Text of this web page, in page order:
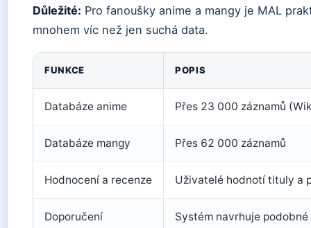
Důležité: Pro fanoušky anime a mangy je MAL
mnohem víc než jen suchá data.
FUNKCE POPIS
Databáze anime Přes 23 000 záznamů
Databáze mangy Přes 62 000 záznamů
Hodnocení a recenze Uživatelé hodnotí tituly a
Doporučení Systém navrhuje